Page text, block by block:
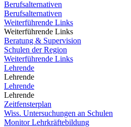
Berufsalternativen
Berufsalternativen
Weiterführende Links
Weiterführende Links
Beratung & Supervision
Schulen der Region
Weiterführende Links
Lehrende
Lehrende
Lehrende
Lehrende
Zeitfensterplan
Wiss. Untersuchungen an Schulen
Monitor Lehrkräftebildung